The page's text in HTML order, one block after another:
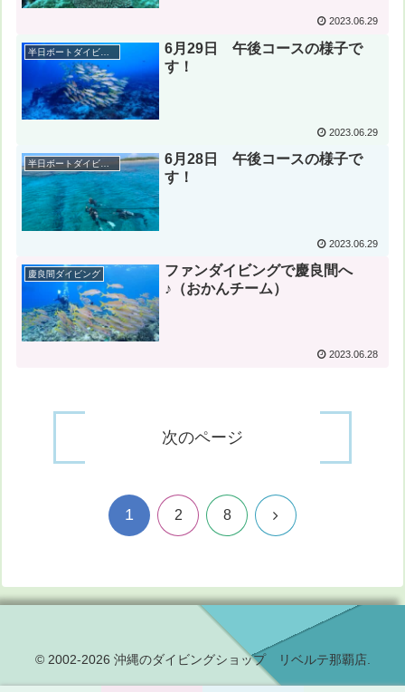
2023.06.29
半日ボートダイビング
6月29日 午後コースの様子で
す！
2023.06.29
半日ボートダイビング
6月28日 午後コースの様子で
す！
2023.06.29
慶良間ダイビング
ファンダイビングで慶良間へ
♪（おかんチーム）
2023.06.28
次のページ
1 2 8 次
© 2002-2026 沖縄のダイビングショップ リベルテ那覇店.